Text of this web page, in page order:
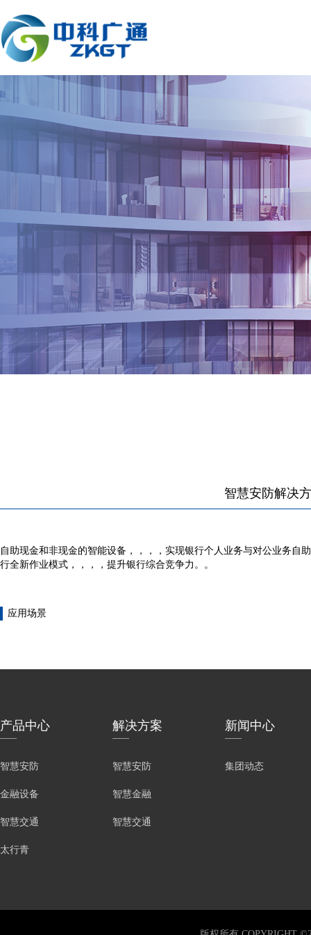
智慧安防解决
自助现金和非现金的智能设备，，，，实现银行个人业务与对公业务自助办理
行全新作业模式，，，，提升银行综合竞争力。。
应用场景
产品中心
智慧安防
金融设备
智慧交通
太行青
解决方案
智慧安防
智慧金融
智慧交通
新闻中心
集团动态